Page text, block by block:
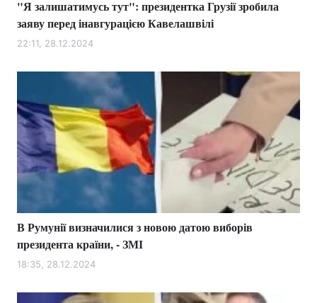
Цікавинки Погода
Екологія
Лонгріди
Відео з Youtube Статті
Інтерв'ю Думки
Архів Вакансії
Контакти
Послуги
"Я залишатимусь тут": президентка Грузії зробила
заяву перед інавгурацією Кавелашвілі
22:11, 28.12.2024
В Румунії визначилися з новою датою виборів
президента країни, - ЗМІ
18:35, 28.12.2024